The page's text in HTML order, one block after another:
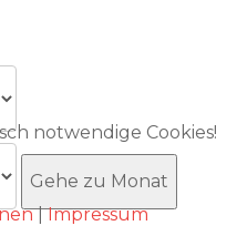
Gehe zu Monat
notwendige Cookies!
|Impressum